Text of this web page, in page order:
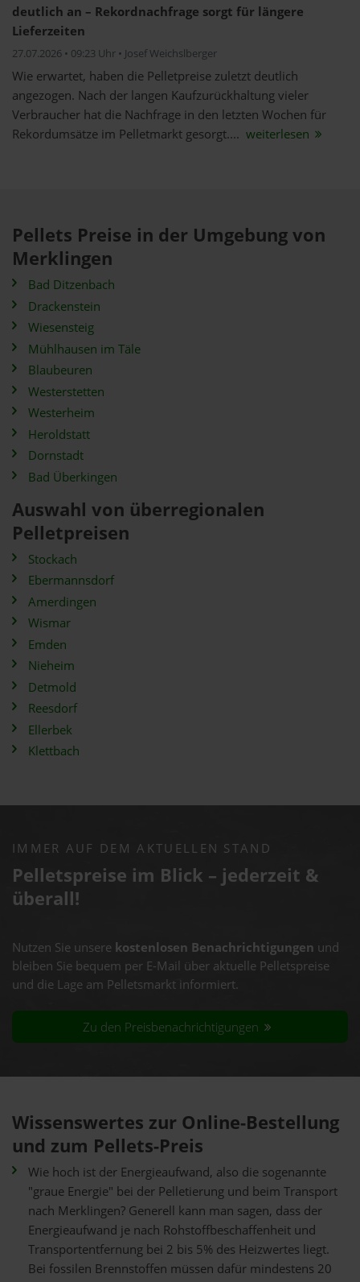
deutlich an – Rekordnachfrage sorgt für längere
Lieferzeiten
27.07.2026 • 09:23 Uhr • Josef Weichslberger
Wie erwartet, haben die Pelletpreise zuletzt deutlich
angezogen. Nach der langen Kaufzurückhaltung vieler
Verbraucher hat die Nachfrage in den letzten Wochen für
Rekordumsätze im Pelletmarkt gesorgt.... weiterlesen
Pellets Preise in der Umgebung von
Merklingen
Bad Ditzenbach
Drackenstein
Wiesensteig
Mühlhausen im Täle
Blaubeuren
Westerstetten
Westerheim
Heroldstatt
Dornstadt
Bad Überkingen
Auswahl von überregionalen
Pelletpreisen
Stockach
Ebermannsdorf
Amerdingen
Wismar
Emden
Nieheim
Detmold
Reesdorf
Ellerbek
Klettbach
IMMER AUF DEM AKTUELLEN STAND
Pelletspreise im Blick – jederzeit &
überall!
Nutzen Sie unsere kostenlosen Benachrichtigungen und
bleiben Sie bequem per E-Mail über aktuelle Pelletspreise
und die Lage am Pelletsmarkt informiert.
Zu den Preisbenachrichtigungen
Wissenswertes zur Online-Bestellung
und zum Pellets-Preis
Wie hoch ist der Energieaufwand, also die sogenannte
"graue Energie" bei der Pelletierung und beim Transport
nach Merklingen? Generell kann man sagen, dass der
Energieaufwand je nach Rohstoffbeschaffenheit und
Transportentfernung bei 2 bis 5% des Heizwertes liegt.
Bei fossilen Brennstoffen müssen dafür mindestens 20